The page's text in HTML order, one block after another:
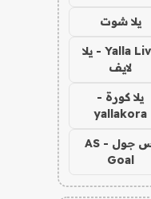
يلا شوت
Yalla Live - يلا
لايف
يلا كورة -
yallakora
اس جول - AS
Goal